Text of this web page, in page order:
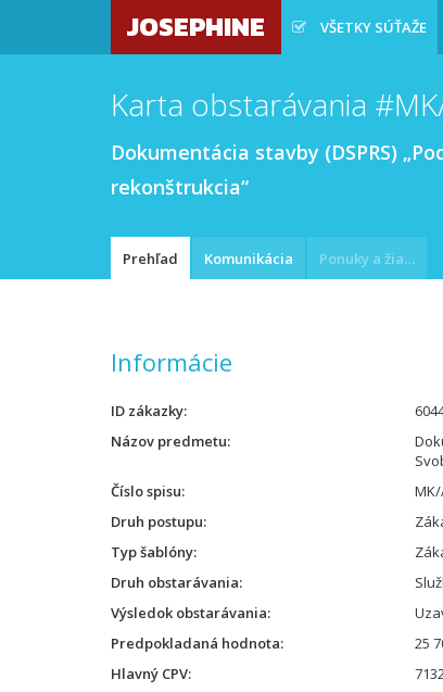
JOSEPHINE VŠETKY SÚŤAŽE
Karta obstarávania
Dokumentácia stavby (DSPRS)
rekonštrukcia“
Prehľad Komunikácia Ponuky a žiadosti
Informácie
ID zákazky
Názov predmetu
Číslo spisu
Druh postupu
Typ šablóny
Druh obstarávania
Výsledok obstarávania
Predpokladaná hodnota
25
Hlavný CPV